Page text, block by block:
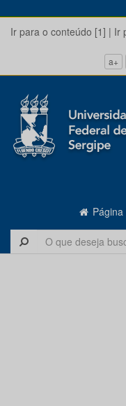
Ir para o conteúdo [1] | Ir
a+
Página